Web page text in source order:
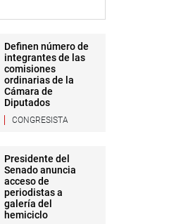
Definen número de
integrantes de las
comisiones
ordinarias de la
Cámara de
Diputados
CONGRESISTA
Presidente del
Senado anuncia
acceso de
periodistas a
galería del
hemiciclo